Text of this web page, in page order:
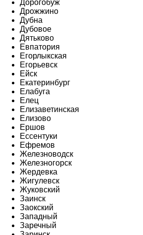
Дорогобуж
Дрожжино
Дубна
Дубовое
Дятьково
Евпатория
Егорлыкская
Егорьевск
Ейск
Екатеринбург
Елабуга
Елец
Елизаветинская
Елизово
Ершов
Ессентуки
Ефремов
Железноводск
Железногорск
Жердевка
Жигулевск
Жуковский
Заинск
Заокский
Западный
Заречный